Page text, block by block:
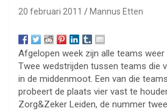
20 februari 2011 Mannus Etten
Afgelopen week zijn alle teams weer
Twee wedstrijden tussen teams die
in de middenmoot. Een van die
probeert de plaats vier vast te
Zorg&Zeker Leiden, de nummer